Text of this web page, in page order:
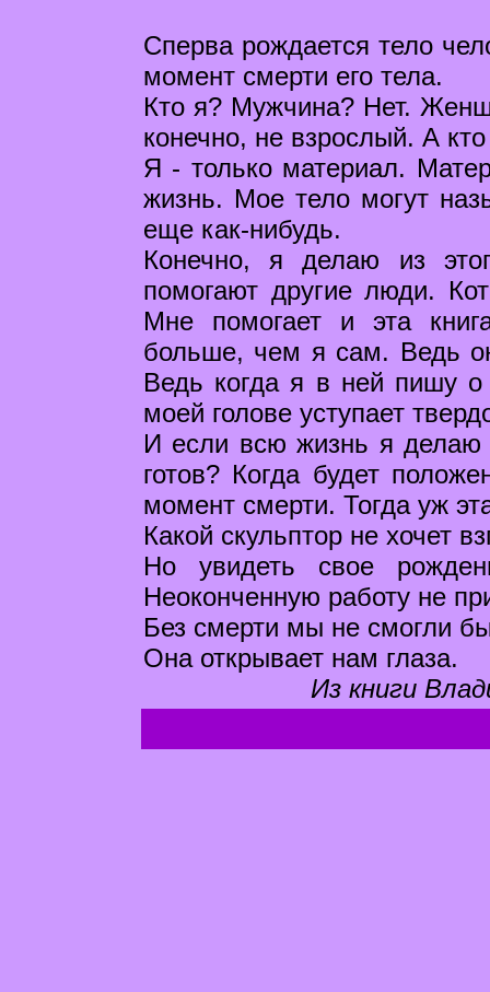
Сперва рождается тело
момент смерти его тела.
Кто я? Мужчина? Нет.
конечно, не взрослый. А
Я - только материал.
жизнь. Мое тело могут
еще как-нибудь.
Конечно, я делаю из
помогают другие люди.
Мне помогает и эта
больше, чем я сам. Ведь
Ведь когда я в ней пишу
моей голове уступает
И если всю жизнь я делаю
готов? Когда будет
момент смерти. Тогда уж
Какой скульптор не хочет
Но увидеть свое
Неоконченную работу не
Без смерти мы не смогли
Она открывает нам глаза.
Из книги